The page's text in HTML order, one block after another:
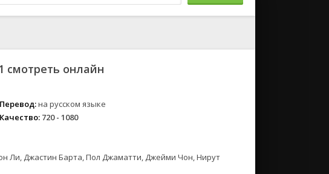
смотреть онлайн
Перевод:на русском языке
Качество: 720 - 1080
Ли, Джастин Барта, Пол Джаматти, Джейми Чон, Нирут